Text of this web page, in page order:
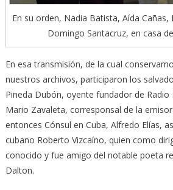
En su orden, Nadia Batista, Aída
Domingo Santacruz, en casa
En esa transmisión, de la cual
nuestros archivos, participaron los
Pineda Dubón, oyente fundador de Radio
Mario Zavaleta, corresponsal de la
entonces Cónsul en Cuba, Alfredo Elías,
cubano Roberto Vizcaíno, quien como
conocido y fue amigo del notable poeta
Dalton.